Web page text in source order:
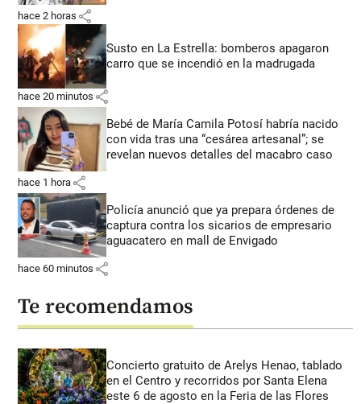
hace 2 horas share
Susto en La Estrella: bomberos apagaron
carro que se incendió en la madrugada
hace 20 minutos share
Bebé de María Camila Potosí habría nacido
con vida tras una “cesárea artesanal”; se
revelan nuevos detalles del macabro caso
hace 1 hora share
Policía anunció que ya prepara órdenes de
captura contra los sicarios de empresario
aguacatero en mall de Envigado
hace 60 minutos share
Te recomendamos
Concierto gratuito de Arelys Henao, tablado
en el Centro y recorridos por Santa Elena
este 6 de agosto en la Feria de las Flores